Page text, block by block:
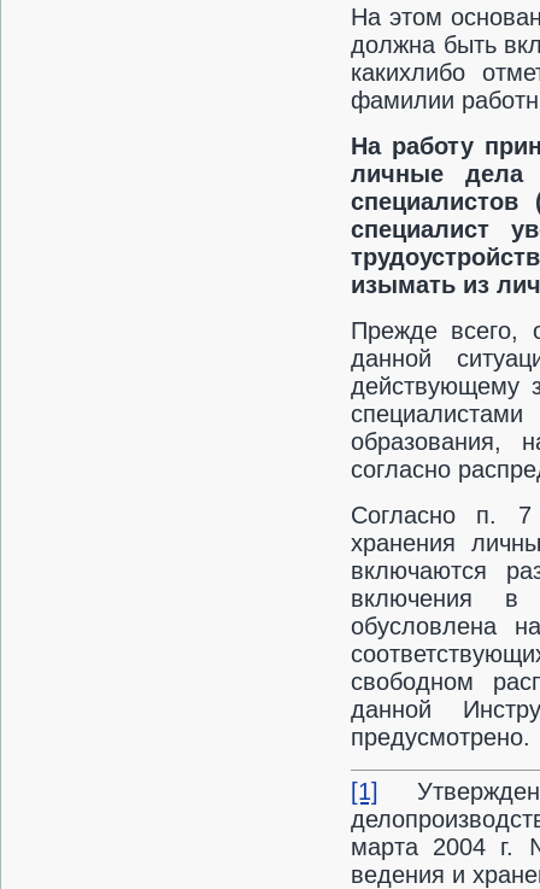
На этом
должна быть
каких­либо
фамилии
На работу
личные дела
специалистов
специалист
изымать из
Прежде всего,
данной
действующему
образования,
согласно
Согласно п. 7
хранения
включаются
включения в
обусловлена
свободном
данной
предусмотрено.
[1]
марта 2004 г.
ведения и